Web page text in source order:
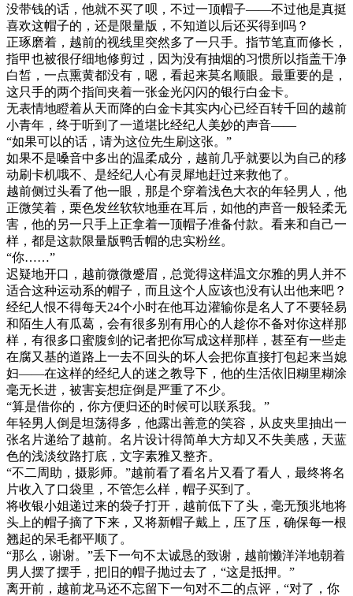
没带钱的话，他就不买了呗，不过一顶帽子——不过他是真挺
喜欢这帽子的，还是限量版，不知道以后还买得到吗？
正琢磨着，越前的视线里突然多了一只手。指节笔直而修长，
指甲也被很仔细地修剪过，因为没有抽烟的习惯所以指盖干净
白皙，一点熏黄都没有，嗯，看起来莫名顺眼。最重要的是，
这只手的两个指间夹着一张金光闪闪的银行白金卡。
无表情地瞪着从天而降的白金卡其实内心已经百转千回的越前
小青年，终于听到了一道堪比经纪人美妙的声音——
“如果可以的话，请为这位先生刷这张。”
如果不是嗓音中多出的温柔成分，越前几乎就要以为自己的移
动刷卡机哦不、是经纪人心有灵犀地赶过来救他了。
越前侧过头看了他一眼，那是个穿着浅色大衣的年轻男人，他
正微笑着，栗色发丝软软地垂在耳后，如他的声音一般轻柔无
害，他的另一只手上正拿着一顶帽子准备付款。看来和自己一
样，都是这款限量版鸭舌帽的忠实粉丝。
“你……”
迟疑地开口，越前微微蹙眉，总觉得这样温文尔雅的男人并不
适合这种运动系的帽子，而且这个人应该也没有认出他来吧？
经纪人恨不得每天24个小时在他耳边灌输你是名人了不要轻易
和陌生人有瓜葛，会有很多别有用心的人趁你不备对你这样那
样，有很多口蜜腹剑的记者把你写成这样那样，甚至有一些走
在腐又基的道路上一去不回头的坏人会把你直接打包起来当媳
妇——在这样的经纪人的迷之教导下，他的生活依旧糊里糊涂
毫无长进，被害妄想症倒是严重了不少。
“算是借你的，你方便归还的时候可以联系我。”
年轻男人倒是坦荡得多，他露出善意的笑容，从皮夹里抽出一
张名片递给了越前。名片设计得简单大方却又不失美感，天蓝
色的浅淡纹路打底，文字素雅又整齐。
“不二周助，摄影师。”越前看了看名片又看了看人，最终将名
片收入了口袋里，不管怎么样，帽子买到了。
将收银小姐递过来的袋子打开，越前低下了头，毫无预兆地将
头上的帽子摘了下来，又将新帽子戴上，压了压，确保每一根
翘起的呆毛都平顺了。
“那么，谢谢。”丢下一句不太诚恳的致谢，越前懒洋洋地朝着
男人摆了摆手，把旧的帽子抛过去了，“这是抵押。”
离开前，越前龙马还不忘留下一句对不二的点评，“对了，你